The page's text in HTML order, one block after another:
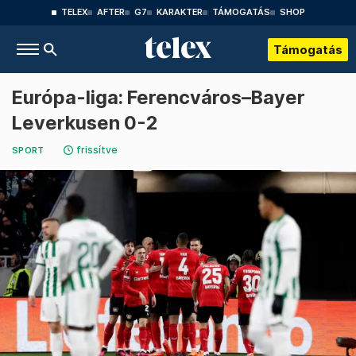
TELEX AFTER G7 KARAKTER TÁMOGATÁS SHOP
Támogatás
Európa-liga: Ferencváros–Bayer
Leverkusen 0-2
SPORT frissítve